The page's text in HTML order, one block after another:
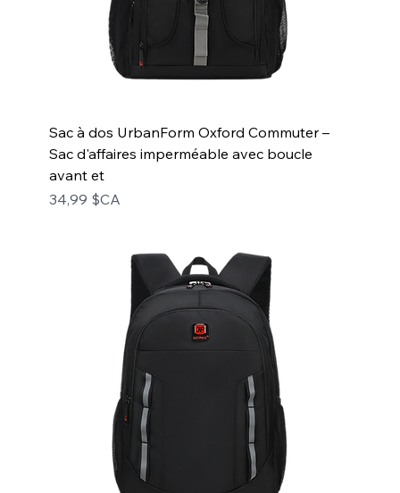
Sac à dos UrbanForm Oxford Commuter –
Sac d'affaires imperméable avec boucle
avant et
Prix
34,99 $CA